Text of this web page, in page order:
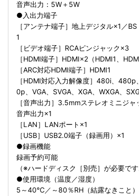
音声出力：5W＋5W
●入出力端子
［アンテナ端子］地上デジタル×1／
1
［ビデオ端子］RCAピンジャック×3
［HDMI端子］HDMI×2（HDMI1、
［ARC対応HDMI端子］HDMI1
［HDMI対応入力解像度］480i、
0p、VGA、SVGA、XGA、WXGA、
［音声出力］3.5mmステレオミニジ
音声出力×1
［LAN］LANポート×1
［USB］USB2.0端子（録画用）×1
●録画機能
録画予約可能
（※ハードディスク［別売］が必要です
●使用環境（温度／湿度）
5～40℃／～80％RH（結露なきこと）